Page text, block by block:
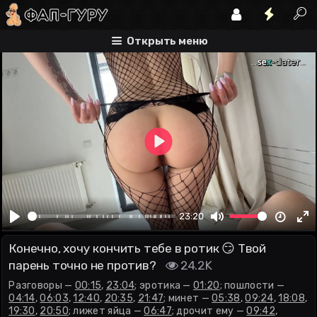
Открыть меню
разговоры пошлости
Play
00:00
23:20
Mute
Play
Конечно, хочу кончить тебе в ротик 😏 Твой
парень точно не против?
24.2K
Разговоры — 00:15, 23:04; эротика —01:20; пошлости —
04:14,06:03,12:40, 20:35, 21:47; минет —05:38,09:24,18:08,
19:30, 20:50; лижет яйца —06:47; дрочит ему —09:42,